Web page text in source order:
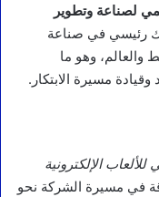
لصناعة وتطوير
رئيسي في صناعة
وهو ما
مسيرة الابتكار.
للألعاب الإلكترونية
يعد علامة فارقة في مسيرة الشركة نحو